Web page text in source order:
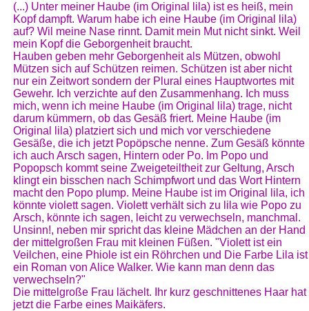
(...) Unter meiner Haube (im Original lila) ist es heiß, mein
Kopf dampft. Warum habe ich eine Haube (im Original lila)
auf? Wil meine Nase rinnt. Damit mein Mut nicht sinkt. Weil
mein Kopf die Geborgenheit braucht.
Hauben geben mehr Geborgenheit als Mützen, obwohl
Mützen sich auf Schützen reimen. Schützen ist aber nicht
nur ein Zeitwort sondern der Plural eines Hauptwortes mit
Gewehr. Ich verzichte auf den Zusammenhang. Ich muss
mich, wenn ich meine Haube (im Original lila) trage, nicht
darum kümmern, ob das Gesäß friert. Meine Haube (im
Original lila) platziert sich und mich vor verschiedene
Gesäße, die ich jetzt Popöpsche nenne. Zum Gesäß könnte
ich auch Arsch sagen, Hintern oder Po. Im Popo und
Popopsch kommt seine Zweigeteiltheit zur Geltung, Arsch
klingt ein bisschen nach Schimpfwort und das Wort Hintern
macht den Popo plump. Meine Haube ist im Original lila, ich
könnte violett sagen. Violett verhält sich zu lila wie Popo zu
Arsch, könnte ich sagen, leicht zu verwechseln, manchmal.
Unsinn!, neben mir spricht das kleine Mädchen an der Hand
der mittelgroßen Frau mit kleinen Füßen. "Violett ist ein
Veilchen, eine Phiole ist ein Röhrchen und Die Farbe Lila ist
ein Roman von Alice Walker. Wie kann man denn das
verwechseln?"
Die mittelgroße Frau lächelt. Ihr kurz geschnittenes Haar hat
jetzt die Farbe eines Maikäfers.